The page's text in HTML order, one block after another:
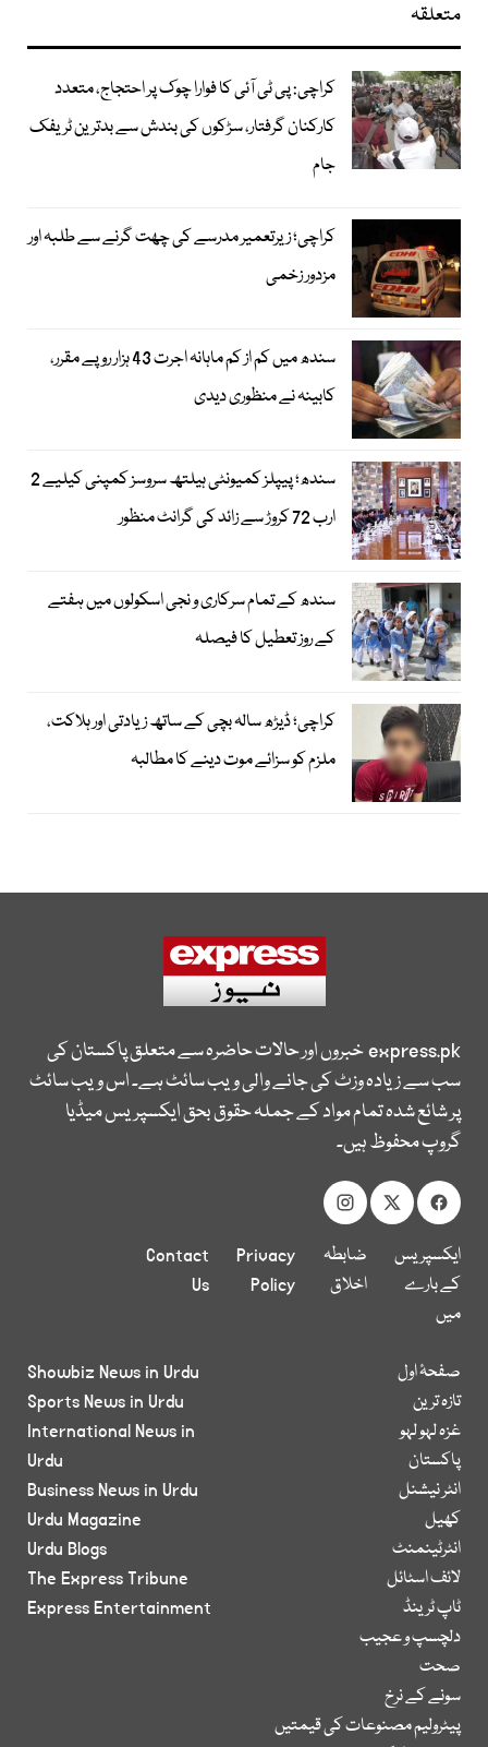
متعلقہ
کراچی: پی ٹی آئی کا فوارا چوک پر احتجاج، متعدد
کارکنان گرفتار، سڑکوں کی بندش سے بدترین ٹریفک
جام
کراچی؛ زیرتعمیر مدرسے کی چھت گرنے سے طلبہ اور
مزدور زخمی
سندھ میں کم از کم ماہانہ اجرت 43 ہزار روپے مقرر،
کابینہ نے منظوری دیدی
سندھ؛ پیپلز کمیونٹی ہیلتھ سروسز کمپنی کیلیے 2
ارب 72 کروڑ سے زائد کی گرانٹ منظور
سندھ کے تمام سرکاری و نجی اسکولوں میں ہفتے
کے روز تعطیل کا فیصلہ
کراچی؛ ڈیڑھ سالہ بچی کے ساتھ زیادتی اور ہلاکت،
ملزم کو سزائے موت دینے کا مطالبہ
express.pkخبروں اور حالات حاضرہ سے متعلق پاکستان کی
سب سے زیادہ وزٹ کی جانے والی ویب سائٹ ہے۔ اس ویب سائٹ
پر شائع شدہ تمام مواد کے جملہ حقوق بحق ایکسپریس میڈیا
گروپ محفوظ ہیں۔
ایکسپریس
کے بارے
میں
ضابطہ
اخلاق
Privacy
Policy
Contact
Us
صفحۂ اول
تازہ ترین
غزہ لہو لہو
پاکستان
انٹر نیشنل
کھیل
انٹرٹینمنٹ
لائف اسٹائل
ٹاپ ٹرینڈ
دلچسپ و عجیب
صحت
سونے کے نرخ
پیٹرولیم مصنوعات کی قیمتیں
Showbiz News in Urdu
Sports News in Urdu
International News in
Urdu
Business News in Urdu
Urdu Magazine
Urdu Blogs
The Express Tribune
Express Entertainment